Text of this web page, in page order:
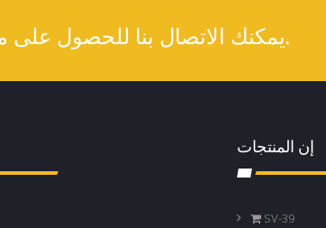
يمكنك الاتصال بنا للحصول على منتجاتنا الداخلية والخارجية.
إن المنتجات
SV-39